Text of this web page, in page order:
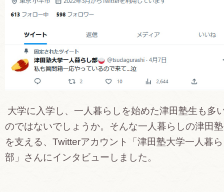
大学に入学し、一人暮らしを始めた津田塾生も多
のではないでしょうか。そんな一人暮らしの津田
を支える、Twitterアカウント「津田塾大学一人暮
部」さんにインタビューしました。